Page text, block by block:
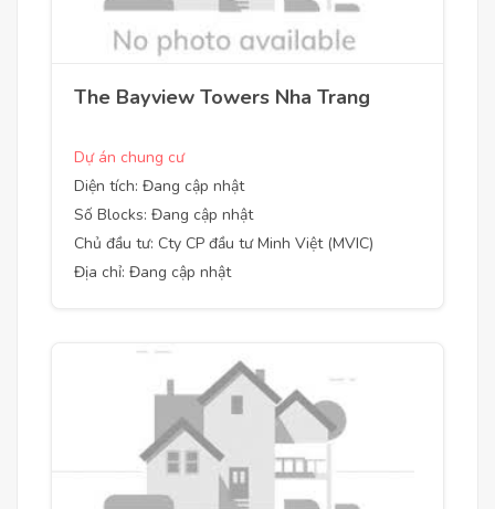
The Bayview Towers Nha Trang
Dự án chung cư
Diện tích: Đang cập nhật
Số Blocks: Đang cập nhật
Chủ đầu tư: Cty CP đầu tư Minh Việt (MVIC)
Địa chỉ: Đang cập nhật